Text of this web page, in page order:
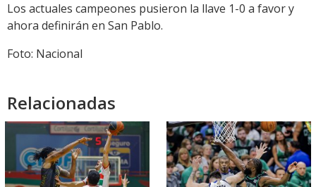
Los actuales campeones pusieron la llave 1-0 a favor y
ahora definirán en San Pablo.
Foto: Nacional
Relacionadas